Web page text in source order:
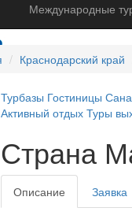
Международные
Краснодарский край
Турбазы Гостиницы
Активный отдых Туры
Страна
Описание Заявка